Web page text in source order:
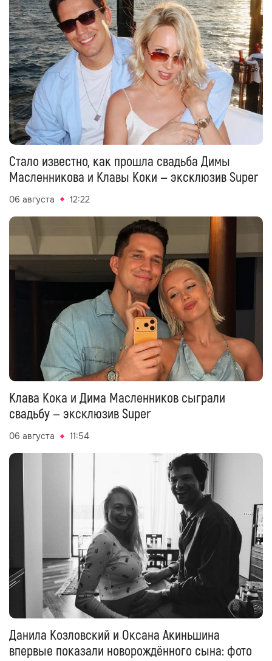
Стало известно, как прошла свадьба Димы
Масленникова и Клавы Коки — эксклюзив Super
06 августа 12:22
Клава Кока и Дима Масленников сыграли
свадьбу — эксклюзив Super
06 августа 11:54
Данила Козловский и Оксана Акиньшина
впервые показали новорождённого сына: фото